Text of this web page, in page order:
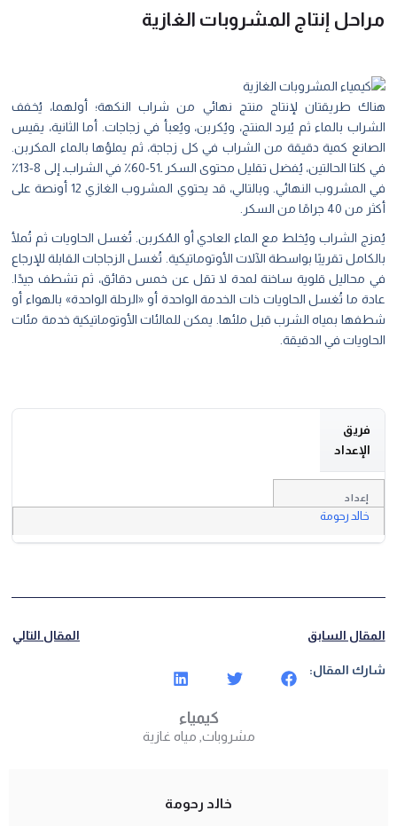
مراحل إنتاج المشروبات الغازية
هناك طريقتان لإنتاج منتج نهائي من شراب النكهة؛ أولهما، يُخفف
الشراب بالماء ثم يُبرد المنتج، ويُكربن، ويُعبأ في زجاجات. أما الثانية، يقيس
الصانع كمية دقيقة من الشراب في كل زجاجة، ثم يملؤها بالماء المكربن.
في كلتا الحالتين، يُفضل تقليل محتوى السكر ۔51-60٪ في الشراب۔ إلى 8-13٪
في المشروب النهائي. وبالتالي، قد يحتوي المشروب الغازي 12 أونصة على
أكثر من 40 جرامًا من السكر.
يُمزج الشراب ويُخلط مع الماء العادي أو المُكربن. تُغسل الحاويات ثم تُملأ
بالكامل تقريبًا بواسطة الآلات الأوتوماتيكية. تُغسل الزجاجات القابلة للإرجاع
في محاليل قلوية ساخنة لمدة لا تقل عن خمس دقائق، ثم تشطف جيدًا.
عادة ما تُغسل الحاويات ذات الخدمة الواحدة أو «الرحلة الواحدة» بالهواء أو
شطفها بمياه الشرب قبل ملئها. يمكن للمالئات الأوتوماتيكية خدمة مئات
الحاويات في الدقيقة.
فريق
الإعداد
إعداد
خالد رحومة
المقال السابق المقال التالي
شارك المقال:
كيمياء
مشروبات مياه غازية
خالد رحومة